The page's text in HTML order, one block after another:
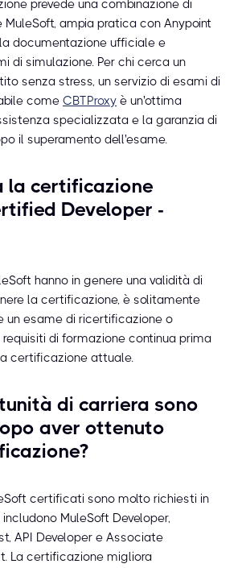
prevede una combinazione di
ampia pratica con Anypoint
documentazione ufficiale e
di simulazione. Per chi cerca un
senza stress, un servizio di esami di
come CBTProxy è un'ottima
specializzata e la garanzia di
il superamento dell'esame.
la certificazione
Developer -
hanno in genere una validità di
la certificazione, è solitamente
un esame di ricertificazione o
di formazione continua prima
certificazione attuale.
di carriera sono
aver ottenuto
certificati sono molto richiesti in
MuleSoft Developer,
API Developer e Associate
La certificazione migliora